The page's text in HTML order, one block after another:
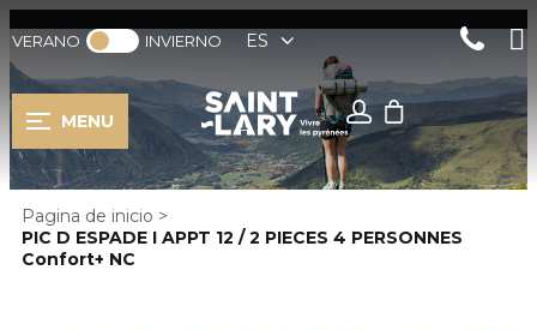
VERANO INVIERNO ES
MENU
Pagina de inicio >
PIC D ESPADE I APPT 12 / 2 PIECES 4 PERSONNES
Confort+ NC